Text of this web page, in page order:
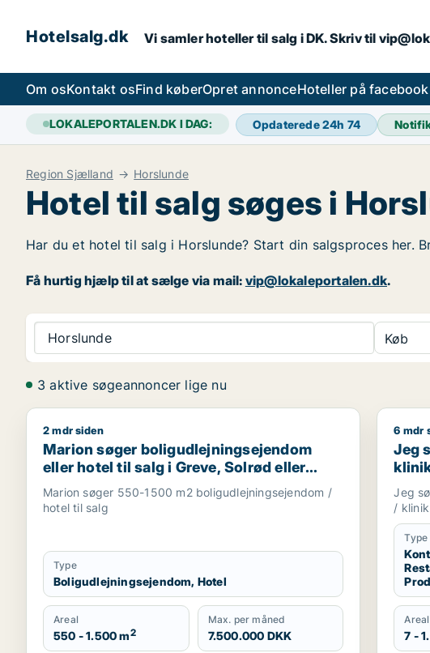
Hotelsalg.dk Vi samler hoteller til salg i DK. Skriv til
Om osKontakt osFind køberOpret annonceHoteller på facebook
LOKALEPORTALEN.DK I DAG: Opdaterede 24h 74
Region Sjælland Horslunde
Hotel til salg søges i
Har du et hotel til salg i Horslunde? Start din salgsproces her.
Få hurtig hjælp til at sælge via mail: vip@lokaleportalen.dk.
Horslunde Køb
3 aktive søgeannoncer lige nu
Marion søger boligudlejningsejendom eller hotel til salg i
2 mdr siden
Marion søger boligudlejningsejendom
eller hotel til salg i Greve, Solrød eller
Roskilde m.fl.
Marion søger 550-1500 m2 boligudlejningsejendom /
hotel til salg
Type
Boligudlejningsejendom, Hotel
Areal
550 - 1.500 m2
Max. per måned
7.500.000 DKK
Jeg
6 mdr
Jeg
Jeg
/
Type
Areal
7 -